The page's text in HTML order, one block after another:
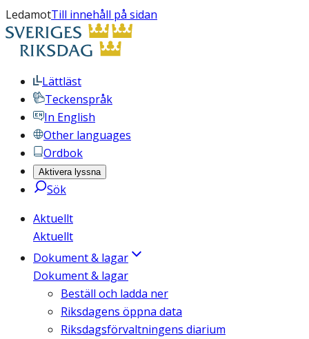
LedamotTill innehåll på sidan
Lättläst
Teckenspråk
In English
Other languages
Ordbok
Aktivera lyssna
Sök
Aktuellt
Aktuellt
Dokument & lagar
Dokument & lagar
Beställ och ladda ner
Riksdagens öppna data
Riksdagsförvaltningens diarium